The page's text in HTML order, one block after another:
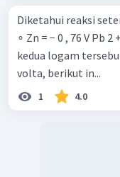
Diketahui reaksi setengah sel
∘ Zn = − 0 , 76 V Pb 2 +
kedua logam
volta, berikut in...
1 4.0